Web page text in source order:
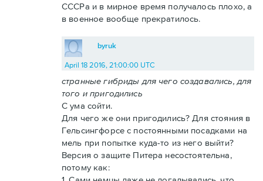
СССРа и в мирное время получалось плохо, а
в военное вообще прекратилось.
byruk
April 18 2016, 21:00:00 UTC
странные гибриды для чего создавались, для
того и пригодились
С ума сойти.
Для чего же они пригодились? Для стояния в
Гельсингфорсе с постоянными посадками на
мель при попытке куда-то из него выйти?
Версия о защите Питера несостоятельна,
потому как: